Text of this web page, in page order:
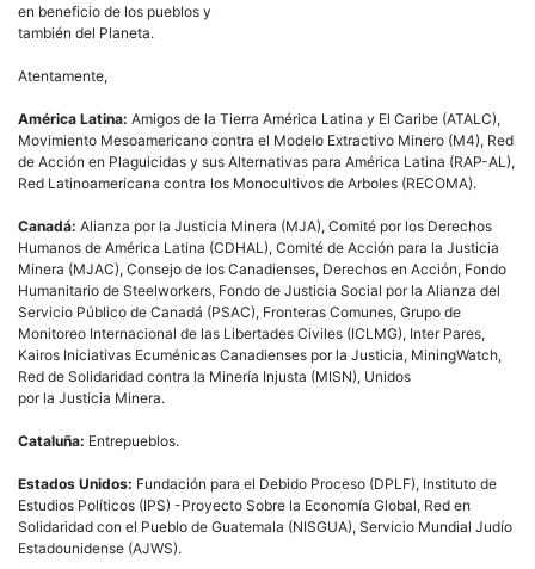
en beneficio de los pueblos y
también del Planeta.
Atentamente,
América Latina: Amigos de la Tierra América Latina y El Caribe (ATALC),
Movimiento Mesoamericano contra el Modelo Extractivo Minero (M4), Red
de Acción en Plaguicidas y sus Alternativas para América Latina (RAP-AL),
Red Latinoamericana contra los Monocultivos de Arboles (RECOMA).
Canadá: Alianza por la Justicia Minera (MJA), Comité por los Derechos
Humanos de América Latina (CDHAL), Comité de Acción para la Justicia
Minera (MJAC), Consejo de los Canadienses, Derechos en Acción, Fondo
Humanitario de Steelworkers, Fondo de Justicia Social por la Alianza del
Servicio Público de Canadá (PSAC), Fronteras Comunes, Grupo de
Monitoreo Internacional de las Libertades Civiles (ICLMG), Inter Pares,
Kairos Iniciativas Ecuménicas Canadienses por la Justicia, MiningWatch,
Red de Solidaridad contra la Minería Injusta (MISN), Unidos
por la Justicia Minera.
Cataluña: Entrepueblos.
Estados Unidos: Fundación para el Debido Proceso (DPLF), Instituto de
Estudios Políticos (IPS) -Proyecto Sobre la Economía Global, Red en
Solidaridad con el Pueblo de Guatemala (NISGUA), Servicio Mundial Judío
Estadounidense (AJWS).